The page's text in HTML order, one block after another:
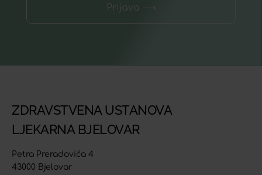
Prijava ⟶
ZDRAVSTVENA USTANOVA
LJEKARNA BJELOVAR
Petra Preradovića 4
43000 Bjelovar